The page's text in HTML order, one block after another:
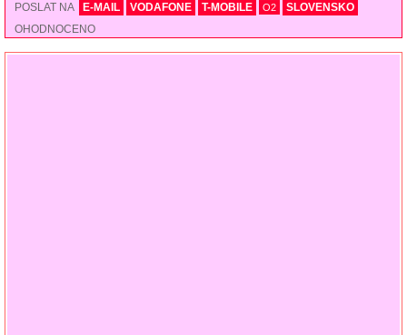
POSLAT NA E-MAIL VODAFONE T-MOBILE O2
SLOVENSKO
OHODNOCENO